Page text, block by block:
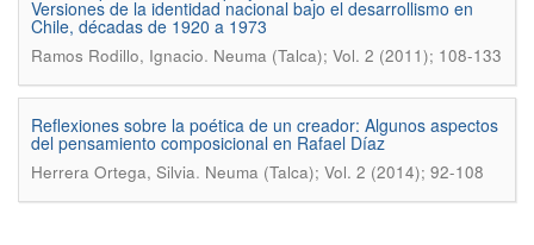
Versiones de la identidad nacional bajo el desarrollismo en
Chile, décadas de 1920 a 1973
Ramos Rodillo, Ignacio. Neuma (Talca); Vol. 2 (2011); 108-133
Reflexiones sobre la poética de un creador: Algunos aspectos
del pensamiento composicional en Rafael Díaz
Herrera Ortega, Silvia. Neuma (Talca); Vol. 2 (2014); 92-108